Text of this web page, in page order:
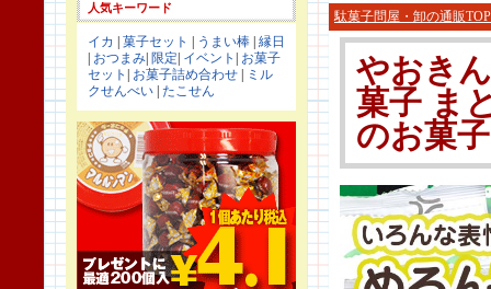
人気キーワード
イカ 菓子セット うまい棒 縁日
おつまみ 限定 イベント
お菓子
セット
お菓子詰め合わせ
ミル
クせんべい たこせん
駄菓子問屋・卸の通販TOP
やおき
菓子 ま
のお菓子